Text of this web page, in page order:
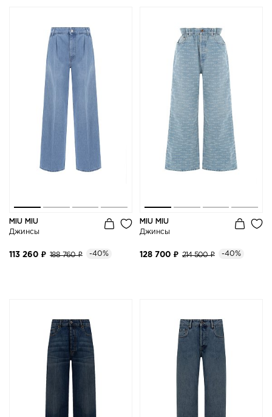
MIU MIU
Джинсы
113 260 ₽ 188 760 ₽ -40%
MIU MIU
Джинсы
128 700 ₽ 214 500 ₽ -40%